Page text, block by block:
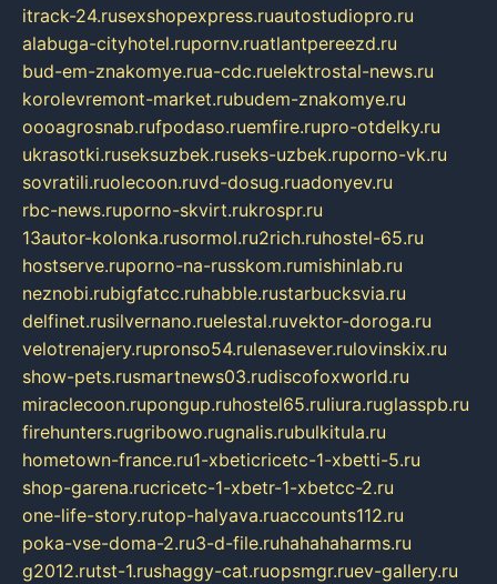
itrack-24.rusexshopexpress.ruautostudiopro.ru
alabuga-cityhotel.rupornv.ruatlantpereezd.ru
bud-em-znakomye.rua-cdc.ruelektrostal-news.ru
korolevremont-market.rubudem-znakomye.ru
oooagrosnab.rufpodaso.ruemfire.rupro-otdelky.ru
ukrasotki.ruseksuzbek.ruseks-uzbek.ruporno-vk.ru
sovratili.ruolecoon.ruvd-dosug.ruadonyev.ru
rbc-news.ruporno-skvirt.rukrospr.ru
13autor-kolonka.rusormol.ru2rich.ruhostel-65.ru
hostserve.ruporno-na-russkom.rumishinlab.ru
neznobi.rubigfatcc.ruhabble.rustarbucksvia.ru
delfinet.rusilvernano.ruelestal.ruvektor-doroga.ru
velotrenajery.rupronso54.rulenasever.rulovinskix.ru
show-pets.rusmartnews03.rudiscofoxworld.ru
miraclecoon.rupongup.ruhostel65.ruliura.ruglasspb.ru
firehunters.rugribowo.rugnalis.rubulkitula.ru
hometown-france.ru1-xbeticricetc-1-xbetti-5.ru
shop-garena.rucricetc-1-xbetr-1-xbetcc-2.ru
one-life-story.rutop-halyava.ruaccounts112.ru
poka-vse-doma-2.ru3-d-file.ruhahahaharms.ru
g2012.rutst-1.rushaggy-cat.ruopsmgr.ruev-gallery.ru